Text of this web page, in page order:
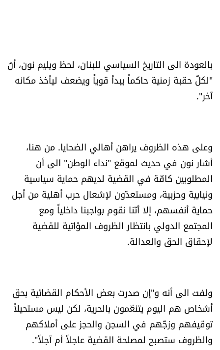
بالعودة الى التاريخ السياسي للبنان، لحظ ويليم نون، أنّ
"لكلّ حقبة زمنية حاكماً يبدأ قوياً ويضعف ليأخذ مكانه
آخر".
وعلى هذه الظروف يراهن أهالي الضحايا. من هنا،
أشار نون في حديث لموقع "نداء الوطن" الى أن
المطلوبين كافّة في القضية لديهم حماية سياسية
ونيابية وحزبية، ومستعدّون لإشعال حرب أهلية من أجل
حماية أنفسهم، إلا أنّنا نقوم بواجبنا داخلياً ومع
المجتمع الدولي بانتظار الظروف المؤاتية للقضية
لإحقاق الحق والعدالة.
ولفت الى أنه و"إن صدرت بعض الأحكام القضائية بحق
أشخاص هم اليوم يتنعّمون بالحرية، لكن ليس مستحيلاً
توقيفهم وزجّهم في السجن والحجز على أملاكهم
والظروف ستصبح لمصلحة القضية عاجلاً أم آجلاً".